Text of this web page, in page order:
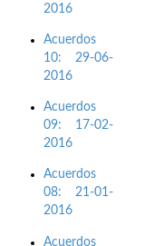
2016
Acuerdos
10: 29-06-
2016
Acuerdos
09: 17-02-
2016
Acuerdos
08: 21-01-
2016
Acuerdos